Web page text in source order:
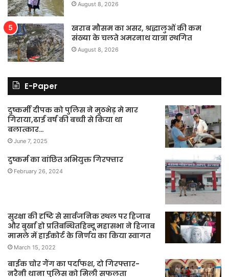
August 8, 2026
खराब मौसम का असर, श्रद्धालुओं की कम
संख्या के चलते अमरनाथ यात्रा स्थगित
August 8, 2026
E-Paper
दुष्कर्मी दीपक को पुलिस ने मुठभेड़ मे मार
गिराया,ढाई वर्ष की बच्ची से किया था
बलात्कार…
June 7, 2025
दुष्कर्म का वांछित अभियुक्त गिरफ्तार
February 26, 2024
सुरक्षा की दृष्टि से सार्वजनिक स्थल पर हिजाब
और बुर्खा हो प्रतिबन्धितहिन्दू महासभा ने हिजाब
मामले में हाईकोर्ट के निर्णय का किया स्वागत
March 15, 2022
बाईक चोर गैंग का पर्दाफश, दो गिरफ्तार-
नरैनी थाना पुलिस को मिली सफलता